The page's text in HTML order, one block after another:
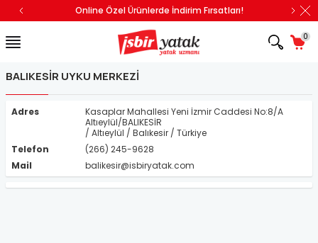
Online Özel Ürünlerde İndirim Fırsatları!
0
BALIKESIR UYKU MERKEZI
Adres
Kasaplar Mahallesi Yeni İzmir Caddesi No:8/A
Altıeylül/BALIKESİR
/ Altıeylül / Balıkesir / Türkiye
Telefon
(266) 245-9628
Mail
balikesir@isbiryatak.com